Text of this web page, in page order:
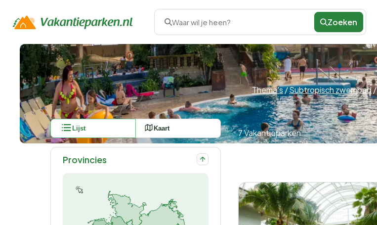
Waar wil je heen? Zoeken
Thema's/Subtropisch zwembad/
Lijst Kaart
Provincies
7 Vakantieparken